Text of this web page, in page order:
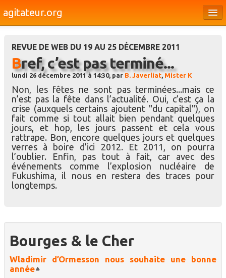
agitateur.org
Bourges & le Cher
Société
Culture
Médias
Dossiers
Brèves
REVUE DE WEB DU 19 AU 25 DÉCEMBRE 2011
Bref, c’est pas terminé...
lundi 26 décembre 2011 à 14:30, par B. Javerliat Mister K
Non, les fêtes ne sont pas terminées...mais ce
n’est pas la fête dans l’actualité. Oui, c’est ça la
crise (auxquels certains ajoutent "du capital"), on
fait comme si tout allait bien pendant quelques
jours, et hop, les jours passent et cela vous
rattrape. Bon, encore quelques jours et quelques
verres à boire d’ici 2012. Et 2011, on pourra
l’oublier. Enfin, pas tout à fait, car avec des
événements comme l’explosion nucléaire de
Fukushima, il nous en restera des traces pour
longtemps.
Bourges & le Cher
Wladimir d’Ormesson nous souhaite une bonne
année